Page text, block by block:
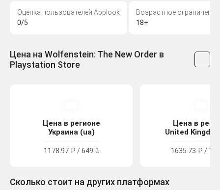
Оценка пользователей Applook
0/5
Возрастное ограничение
18+
Цена на Wolfenstein: The New Order в
Playstation Store
Цена в регионе
Украина (ua)
1178.97 ₽ / 649 ₴
Цена в
United
1635.73 ₽ /
Сколько стоит на других платформах